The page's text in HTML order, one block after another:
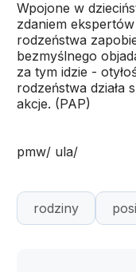
Wpojone w
zdaniem
rodzeństwa
bezmyślnego
za tym idzie -
rodzeństwa działa
akcje. (PAP)
pmw/ ula/
rodziny